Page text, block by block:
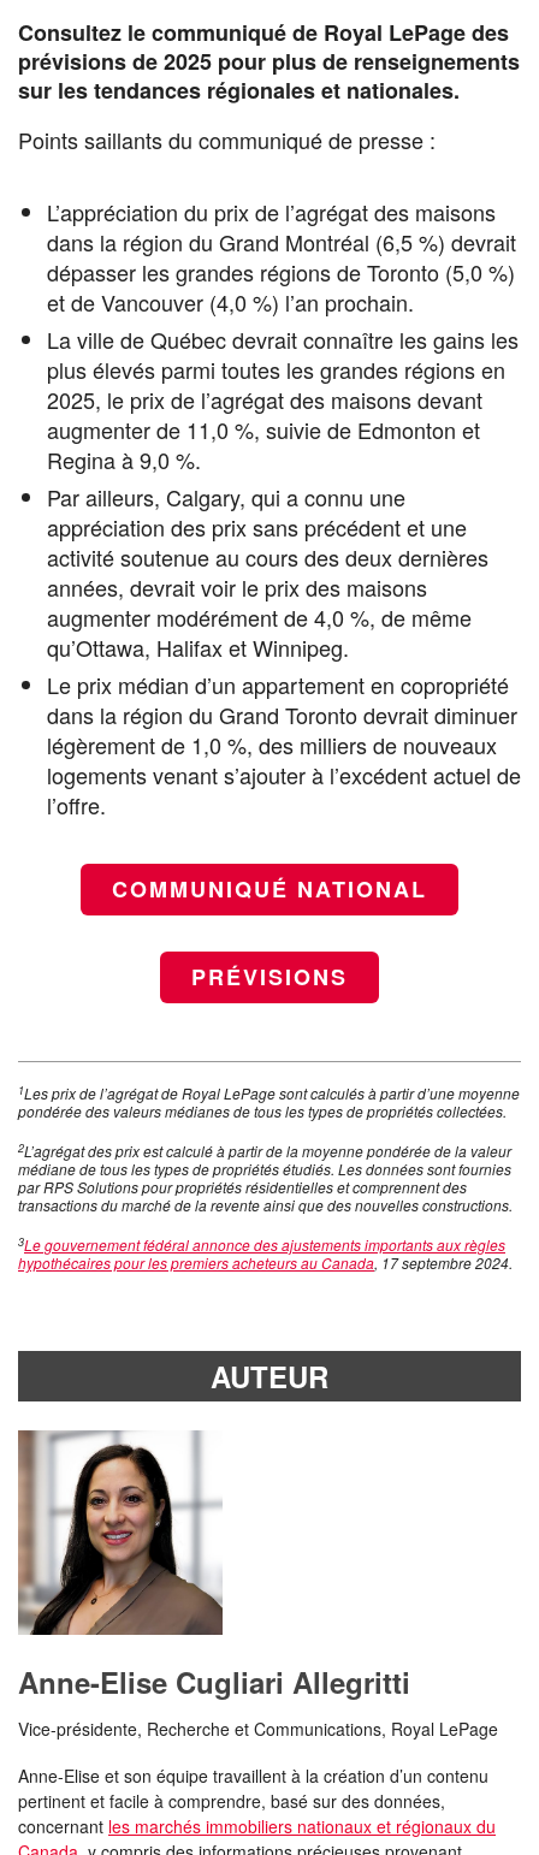
Consultez le communiqué de Royal LePage des
prévisions de 2025 pour plus de renseignements
sur les tendances régionales et nationales.
Points saillants du communiqué de presse :
L’appréciation du prix de l’agrégat des maisons
dans la région du Grand Montréal (6,5 %) devrait
dépasser les grandes régions de Toronto (5,0 %)
et de Vancouver (4,0 %) l’an prochain.
La ville de Québec devrait connaître les gains les
plus élevés parmi toutes les grandes régions en
2025, le prix de l’agrégat des maisons devant
augmenter de 11,0 %, suivie de Edmonton et
Regina à 9,0 %.
Par ailleurs, Calgary, qui a connu une
appréciation des prix sans précédent et une
activité soutenue au cours des deux dernières
années, devrait voir le prix des maisons
augmenter modérément de 4,0 %, de même
qu’Ottawa, Halifax et Winnipeg.
Le prix médian d’un appartement en copropriété
dans la région du Grand Toronto devrait diminuer
légèrement de 1,0 %, des milliers de nouveaux
logements venant s’ajouter à l’excédent actuel de
l’offre.
COMMUNIQUÉ NATIONAL
PRÉVISIONS
1Les prix de l’agrégat de Royal LePage sont calculés à partir d’une moyenne
pondérée des valeurs médianes de tous les types de propriétés collectées.
2L’agrégat des prix est calculé à partir de la moyenne pondérée de la valeur
médiane de tous les types de propriétés étudiés. Les données sont fournies
par RPS Solutions pour propriétés résidentielles et comprennent des
transactions du marché de la revente ainsi que des nouvelles constructions.
3Le gouvernement fédéral annonce des ajustements importants aux règles
hypothécaires pour les premiers acheteurs au Canada, 17 septembre 2024.
AUTEUR
Anne-Elise Cugliari Allegritti
Vice-présidente, Recherche et Communications, Royal LePage
Anne-Elise et son équipe travaillent à la création d’un contenu
pertinent et facile à comprendre, basé sur des données,
concernant les marchés immobiliers nationaux et régionaux du